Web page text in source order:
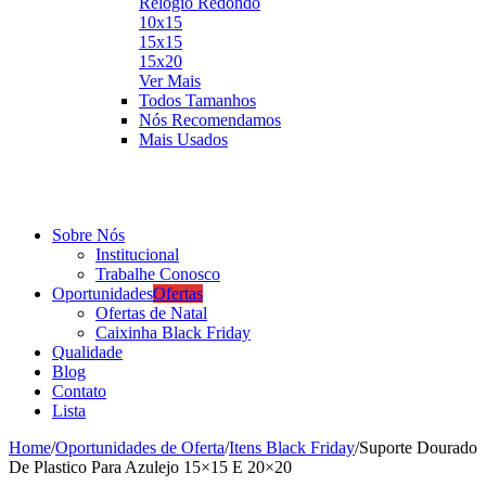
10x15
15x15
15x20
Ver Mais
Todos Tamanhos
Nós Recomendamos
Mais Usados
MDF Temático
Visualizar
MDF Relógio
Placa
Sobre Nós
Institucional
Trabalhe Conosco
OportunidadesOfertas
Ofertas de Natal
Caixinha Black Friday
Qualidade
Blog
Contato
Lista
Home/Oportunidades de Oferta/Itens Black Friday/Suporte Dourado
De Plastico Para Azulejo 15×15 E 20×20